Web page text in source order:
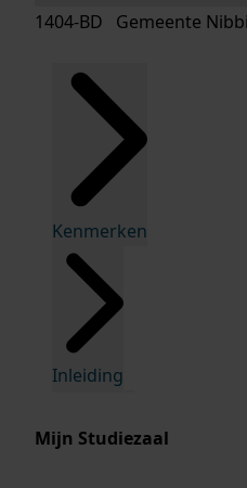
1404-BD Gemeente
Kenmerken
Inleiding
Mijn Studiezaal